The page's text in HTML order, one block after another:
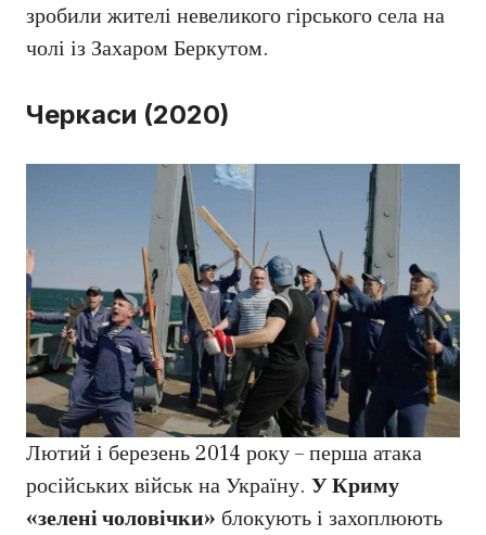
зробили жителі невеликого гірського села на
чолі із Захаром Беркутом.
Черкаси (2020)
Лютий і березень 2014 року – перша атака
російських військ на Україну. У Криму
«зелені чоловічки» блокують і захоплюють